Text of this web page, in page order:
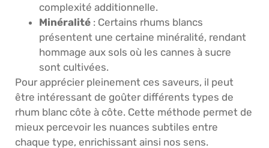
complexité additionnelle.
Minéralité : Certains rhums blancs
présentent une certaine minéralité, rendant
hommage aux sols où les cannes à sucre
sont cultivées.
Pour apprécier pleinement ces saveurs, il peut
être intéressant de goûter différents types de
rhum blanc côte à côte. Cette méthode permet de
mieux percevoir les nuances subtiles entre
chaque type, enrichissant ainsi nos sens.